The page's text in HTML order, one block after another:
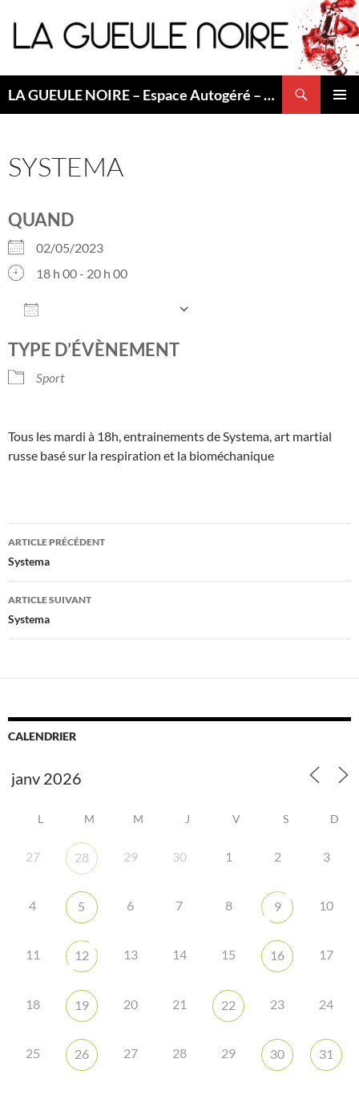
au
contenu
LA GUEULE NOIRE – Espace Autogéré – Saint Etienne
SYSTEMA
QUAND
02/05/2023
18 h 00 - 20 h 00
TYPE D’ÉVÈNEMENT
Sport
Tous les mardi à 18h, entrainements de Systema, art martial
russe basé sur la respiration et la bioméchanique
Navigation
des
articles
ARTICLE PRÉCÉDENT
Systema
ARTICLE SUIVANT
Systema
CALENDRIER
L M M J V S D
27 28 29 30 1 2 3
4 5 6 7 8 9 10
11 12 13 14 15 16 17
18 19 20 21 22 23 24
25 26 27 28 29 30 31